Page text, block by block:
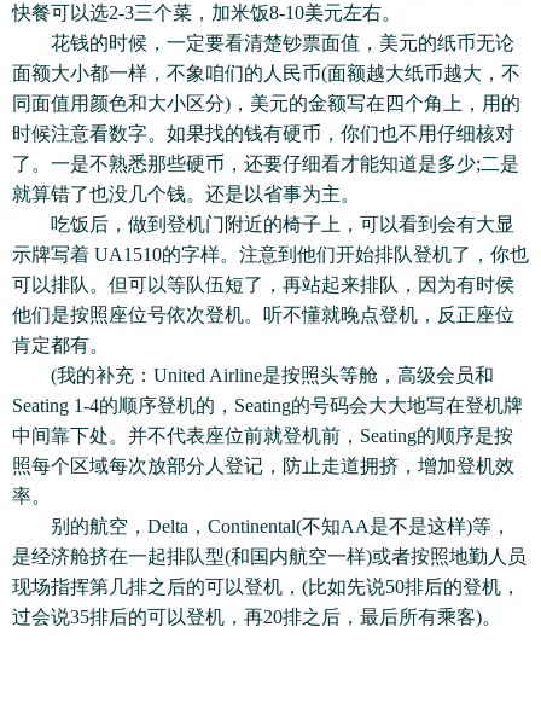
快餐可以选2-3三个菜，加米饭8-10美元左右。
花钱的时候，一定要看清楚钞票面值，美元的纸币无论
面额大小都一样，不象咱们的人民币(面额越大纸币越大，不
同面值用颜色和大小区分)，美元的金额写在四个角上，用的
时候注意看数字。如果找的钱有硬币，你们也不用仔细核对
了。一是不熟悉那些硬币，还要仔细看才能知道是多少;二是
就算错了也没几个钱。还是以省事为主。
吃饭后，做到登机门附近的椅子上，可以看到会有大显
示牌写着 UA1510的字样。注意到他们开始排队登机了，你也
可以排队。但可以等队伍短了，再站起来排队，因为有时侯
他们是按照座位号依次登机。听不懂就晚点登机，反正座位
肯定都有。
(我的补充：United Airline是按照头等舱，高级会员和
Seating 1-4的顺序登机的，Seating的号码会大大地写在登机牌
中间靠下处。并不代表座位前就登机前，Seating的顺序是按
照每个区域每次放部分人登记，防止走道拥挤，增加登机效
率。
别的航空，Delta，Continental(不知AA是不是这样)等，
是经济舱挤在一起排队型(和国内航空一样)或者按照地勤人员
现场指挥第几排之后的可以登机，(比如先说50排后的登机，
过会说35排后的可以登机，再20排之后，最后所有乘客)。